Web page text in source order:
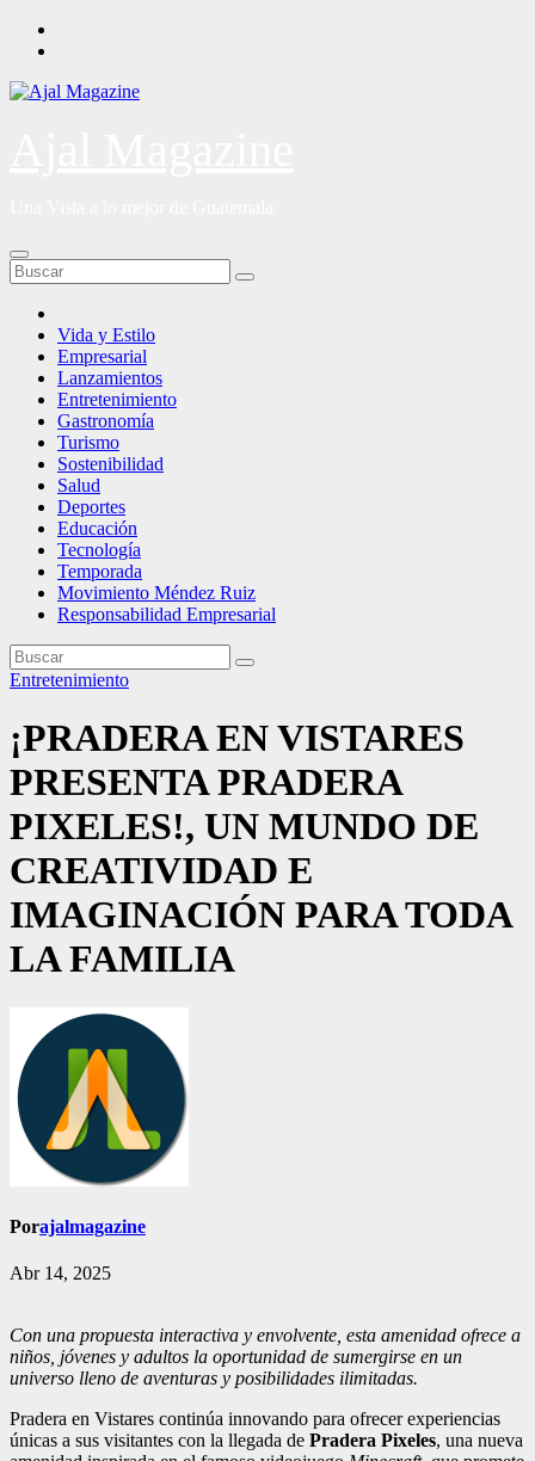
Saltar
Vida y Estilo
Empresarial
Lanzamientos
Entretenimiento
Gastronomía
Turismo
Sostenibilidad
Salud
Deportes
Educación
Tecnología
Temporada
Movimiento Méndez Ruiz
Responsabilidad Empresarial
Entretenimiento
¡PRADERA EN VISTARES
PRESENTA PRADERA
PIXELES!, UN MUNDO DE
CREATIVIDAD E
IMAGINACIÓN PARA TODA
LA FAMILIA
Porajalmagazine
Abr 14, 2025
Con una propuesta interactiva y envolvente, esta amenidad ofrece a
niños, jóvenes y adultos la oportunidad de sumergirse en un
universo lleno de aventuras y posibilidades ilimitadas.
Pradera en Vistares continúa innovando para ofrecer experiencias
únicas a sus visitantes con la llegada de Pradera Pixeles, una nueva